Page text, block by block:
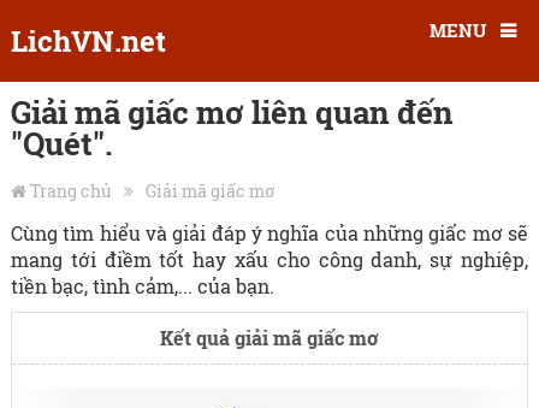
LichVN.net MENU
Giải mã giấc mơ liên quan đến
"Quét".
Trang chủ Giải mã giấc mơ
Cùng tìm hiểu và giải đáp ý nghĩa của những giấc mơ sẽ
mang tới điềm tốt hay xấu cho công danh, sự nghiệp,
tiền bạc, tình cảm,... của bạn.
Kết quả giải mã giấc mơ